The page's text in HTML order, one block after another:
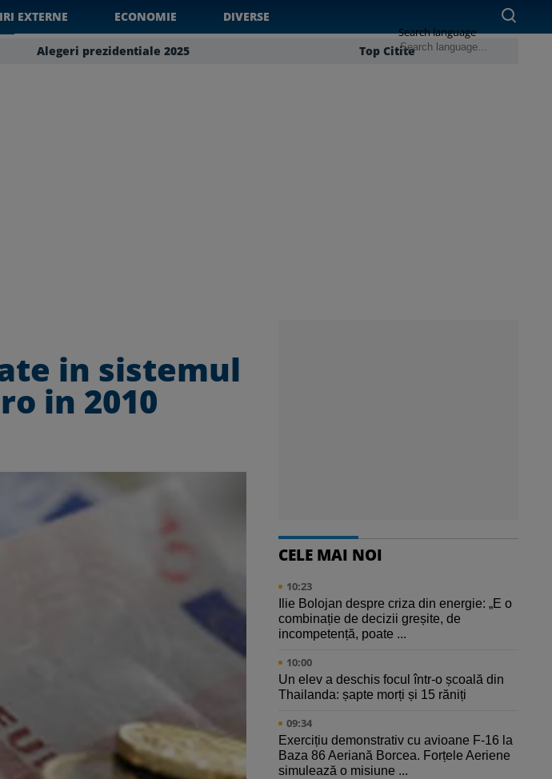
EXTERNE ECONOMIE DIVERSE
Alegeri prezidentiale 2025 Top Citite
Search language
in sistemul
in 2010
CELE MAI NOI
10:23
Ilie Bolojan despre criza din energie: „E o
combinație de decizii greșite, de
incompetență, poate ...
10:00
Un elev a deschis focul într-o școală din
Thailanda: șapte morți și 15 răniți
09:34
Exercițiu demonstrativ cu avioane F-16 la
Baza 86 Aeriană Borcea. Forțele Aeriene
simulează o misiune ...